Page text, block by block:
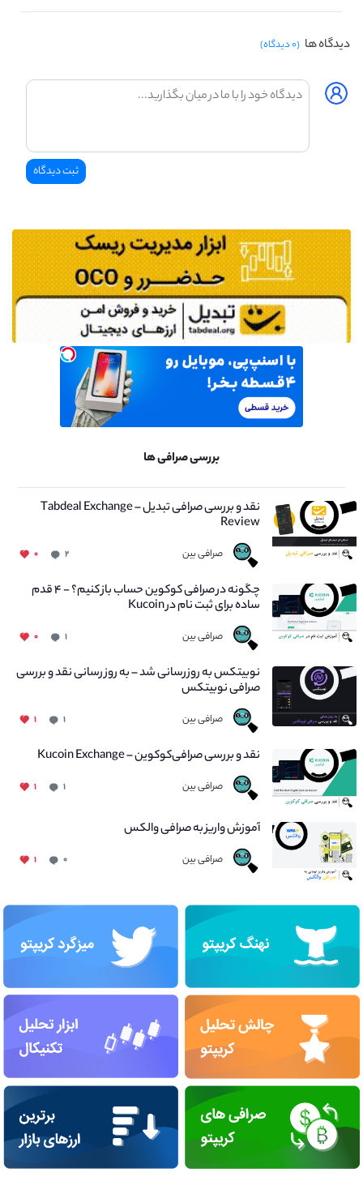
دیدگاه ها (۰ دیدگاه)
بررسی صرافی ها
نقد و بررسی صرافی تبدیل – Tabdeal Exchange
Review
صرافی بین ۲ ۰
چگونه در صرافی کوکوین حساب باز کنیم؟ - ۴ قدم
ساده برای ثبت نام در Kucoin
صرافی بین ۱ ۰
نوبیتکس به روزرسانی شد – به روز رسانی نقد و بررسی
صرافی نوبیتکس
صرافی بین ۱ ۱
نقد و بررسی صرافی‌کوکوین – Kucoin Exchange
صرافی بین ۱ ۱
آموزش واریز به صرافی والکس
صرافی بین ۰ ۱